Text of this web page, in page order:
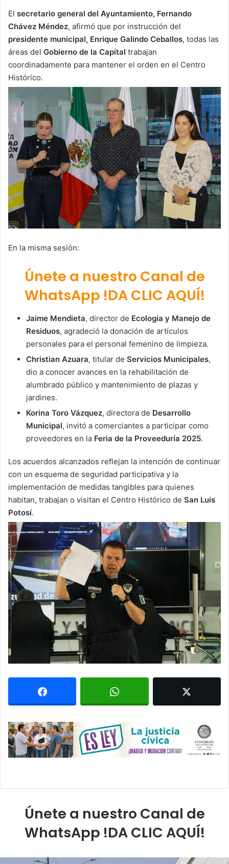
El secretario general del Ayuntamiento, Fernando
Chávez Méndez, afirmó que por instrucción del
presidente municipal, Enrique Galindo Ceballos, todas las
áreas del Gobierno de la Capital trabajan
coordinadamente para mantener el orden en el Centro
Histórico.
En la misma sesión:
Únete a nuestro Canal de
WhatsApp !DA CLIC AQUÍ!
Jaime Mendieta, director de Ecología y Manejo de
Residuos, agradeció la donación de artículos
personales para el personal femenino de limpieza.
Christian Azuara, titular de Servicios Municipales,
dio a conocer avances en la rehabilitación de
alumbrado público y mantenimiento de plazas y
jardines.
Korina Toro Vázquez, directora de Desarrollo
Municipal, invitó a comerciantes a participar como
proveedores en la Feria de la Proveeduría 2025.
Los acuerdos alcanzados reflejan la intención de continuar
con un esquema de seguridad participativa y la
implementación de medidas tangibles para quienes
habitan, trabajan o visitan el Centro Histórico de San Luis
Potosí.
Únete a nuestro Canal de
WhatsApp !DA CLIC AQUÍ!